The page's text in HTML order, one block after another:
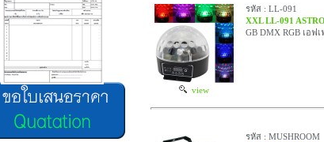
view
รหัส : LL-091
XXL LL-091
GB DMX RGB เอฟ
รหัส : MUSHROOM